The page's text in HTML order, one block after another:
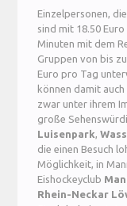
Einzelpersonen,
sind mit 18.50
Minuten mit dem
Gruppen von bis
Euro pro Tag
können damit
zwar unter ihrem
große
Luisenpark,
die einen Besuch
Möglichkeit, in
Eishockeyclub
Rhein-Neckar